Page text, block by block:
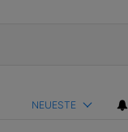
NEUESTE